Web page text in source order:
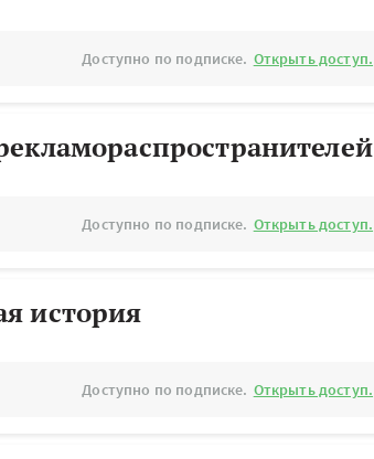
Доступно по подписке. Открыть доступ.
Доступно по подписке. Открыть доступ.
история
Доступно по подписке. Открыть доступ.